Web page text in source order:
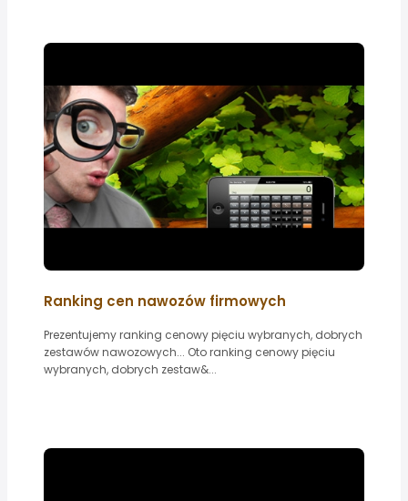
Ranking cen nawozów firmowych
Prezentujemy ranking cenowy pięciu wybranych, dobrych
zestawów nawozowych... Oto ranking cenowy pięciu
wybranych, dobrych zestaw&...